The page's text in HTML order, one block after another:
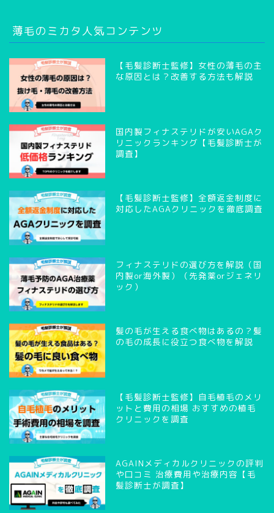
薄毛のミカタ人気コンテンツ
【毛髪診断士監修】女性の薄毛の主
な原因とは？改善する方法も解説
国内製フィナステリドが安いAGAク
リニックランキング【毛髪診断士が
調査】
【毛髪診断士監修】全額返金制度に
対応したAGAクリニックを徹底調査
フィナステリドの選び方を解説（国
内製or海外製）（先発薬orジェネリ
ック）
髪の毛が生える食べ物はあるの？髪
の毛の成長に役立つ食べ物を解説
【毛髪診断士監修】自毛植毛のメリ
ットと費用の相場 おすすめの植毛
クリニックを調査
AGAINメディカルクリニックの評判
や口コミ 治療費用や治療内容【毛
髪診断士が調査】